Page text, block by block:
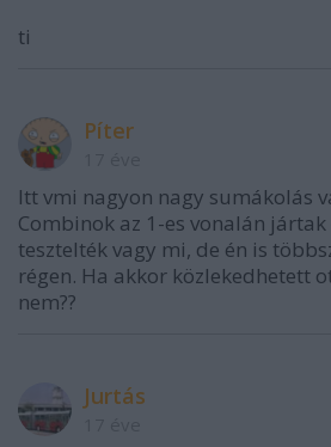
ti
Píter
Itt vmi nagyon nagy sumákolás
Combinok az 1-es vonalán jártak
tesztelték vagy mi, de én is
régen. Ha akkor közlekedhetett
nem??
Jurtás